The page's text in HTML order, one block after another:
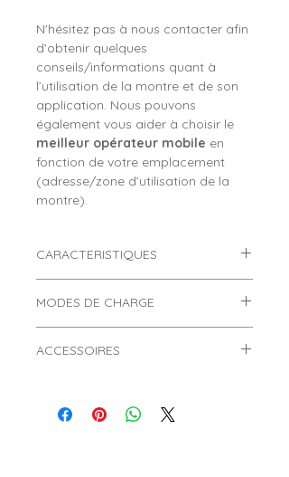
N'hésitez pas à nous contacter afin
d'obtenir quelques
conseils/informations quant à
l’utilisation de la montre et de son
application. Nous pouvons
également vous aider à choisir le
meilleur opérateur mobile en
fonction de votre emplacement
(adresse/zone d’utilisation de la
montre).
CARACTERISTIQUES
Watch Hero 4G noire et jaune
Marque :SMART WATCH.
ado âgé(e) de 10 à 14 ans et plus.
MODES DE CHARGE
connectée ?
concernant les 2 modes de charge
ACCESSOIRES
disponibles dans la
rubrique
ACCESSOIRES